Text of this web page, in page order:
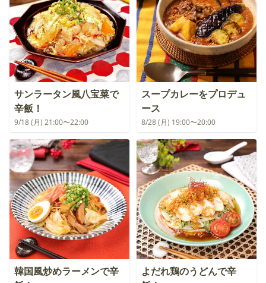
サンラータン風八宝菜で
辛飯！
9/18 (月) 21:00〜22:00
スープカレーをプロデュ
ース
8/28 (月) 19:00〜20:00
韓国風炒めラーメンで辛
よだれ鶏のうどんで辛